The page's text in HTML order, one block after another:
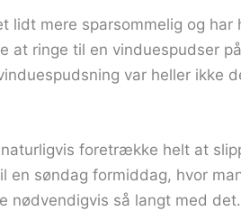
lidt mere sparsommelig og
at ringe til en vinduespudser
var heller ikke
foretrække helt at
en søndag formiddag, hvor
nødvendigvis så langt med